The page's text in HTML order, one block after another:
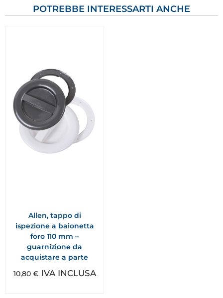
POTREBBE INTERESSARTI ANCHE
Allen, tappo di
ispezione a baionetta
foro 110 mm –
guarnizione da
acquistare a parte
10,80 € IVA INCLUSA